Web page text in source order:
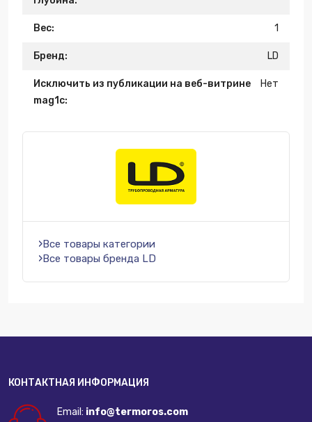
Вес: 1
Бренд: LD
Исключить из публикации на веб-витрине
mag1c:
Нет
Все товары категории
Все товары бренда LD
КОНТАКТНАЯ ИНФОРМАЦИЯ
Email: info@termoros.com